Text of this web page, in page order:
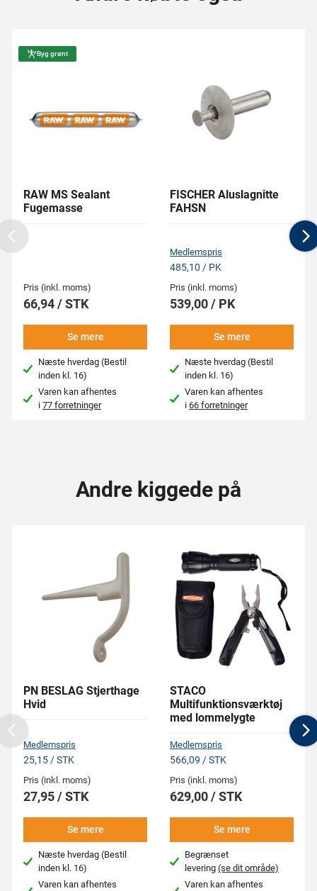
Byg grønt
RAW MS Sealant
Fugemasse
Pris (inkl. moms)
66,94 / STK
Se mere
Næste hverdag (Bestil
inden kl. 16)
Varen kan afhentes
i77 forretninger
FISCHER Aluslagnitte
FAHSN
Medlemspris
485,10 / PK
Pris (inkl. moms)
539,00 / PK
Se mere
Næste hverdag (Bestil
inden kl. 16)
Varen kan afhentes
i66 forretninger
Previous
Andre kiggede på
PN BESLAG Stjerthage
Hvid
Medlemspris
25,15 / STK
Pris (inkl. moms)
27,95 / STK
Se mere
Næste hverdag (Bestil
inden kl. 16)
Varen kan afhentes
STACO
Multifunktionsværktøj
med lommelygte
Medlemspris
566,09 / STK
Pris (inkl. moms)
629,00 / STK
Se mere
Begrænset
levering(se dit område)
Varen kan afhentes
Previous